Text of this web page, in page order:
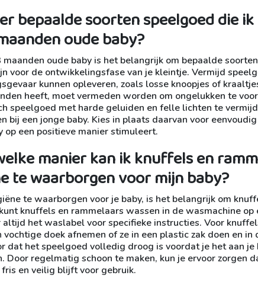
bepaalde soorten speelgoed die
oude baby?
maanden oude baby is het belangrijk om bepaalde
voor de ontwikkelingsfase van je kleintje. Vermijd
kunnen opleveren, zoals losse knoopjes of
heeft, moet vermeden worden om ongelukken te
speelgoed met harde geluiden en felle lichten te
bij een jonge baby. Kies in plaats daarvan voor
op een positieve manier stimuleert.
manier kan ik knuffels en
te waarborgen voor mijn baby?
te waarborgen voor je baby, is het belangrijk om
knuffels en rammelaars wassen in de wasmachine
altijd het waslabel voor specifieke instructies. Voor
vochtige doek afnemen of ze in een plastic zak doen en
dat het speelgoed volledig droog is voordat je het aan
Door regelmatig schoon te maken, kun je ervoor zorgen
fris en veilig blijft voor gebruik.